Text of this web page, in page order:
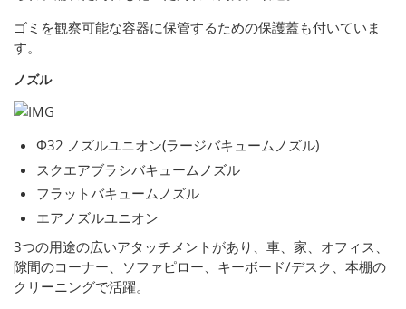
ゴミを観察可能な容器に保管するための保護蓋も付いていま
す。
ノズル
Φ32 ノズルユニオン(ラージバキュームノズル)
スクエアブラシバキュームノズル
フラットバキュームノズル
エアノズルユニオン
3つの用途の広いアタッチメントがあり、車、家、オフィス、
隙間のコーナー、ソファピロー、キーボード/デスク、本棚の
クリーニングで活躍。